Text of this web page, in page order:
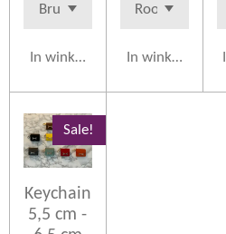
In winkelwagen In winkelwagen
Sale!
Keychain
5,5 cm -